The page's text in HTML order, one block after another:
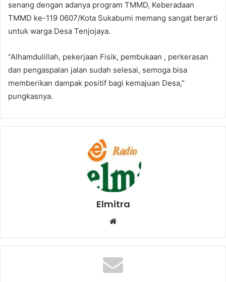
senang dengan adanya program TMMD, Keberadaan
TMMD ke-119 0607/Kota Sukabumi memang sangat berarti
untuk warga Desa Tenjojaya.
“Alhamdulillah, pekerjaan Fisik, pembukaan , perkerasan
dan pengaspalan jalan sudah selesai, semoga bisa
memberikan dampak positif bagi kemajuan Desa,”
pungkasnya.
Elmitra
Website